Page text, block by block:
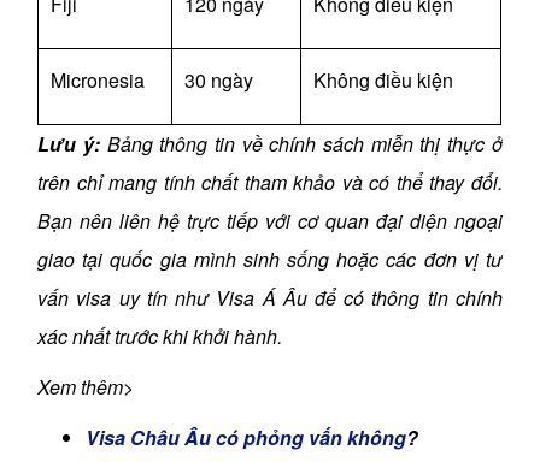
Micronesia 30 ngày Không điều kiện
Lưu ý: Bảng thông tin về chính sách miễn thị thực ở
trên chỉ mang tính chất tham khảo và có thể thay đổi.
Bạn nên liên hệ trực tiếp với cơ quan đại diện ngoại
giao tại quốc gia mình sinh sống hoặc các đơn vị tư
vấn visa uy tín như Visa Á Âu để có thông tin chính
xác nhất trước khi khởi hành.
Xem thêm>
Visa Châu Âu có phỏng vấn không?